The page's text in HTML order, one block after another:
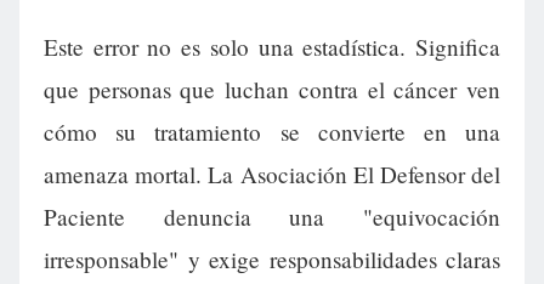
Este error no es solo una estadística. Significa
que personas que luchan contra el cáncer ven
cómo su tratamiento se convierte en una
amenaza mortal. La Asociación El Defensor del
Paciente denuncia una "equivocación
irresponsable" y exige responsabilidades claras